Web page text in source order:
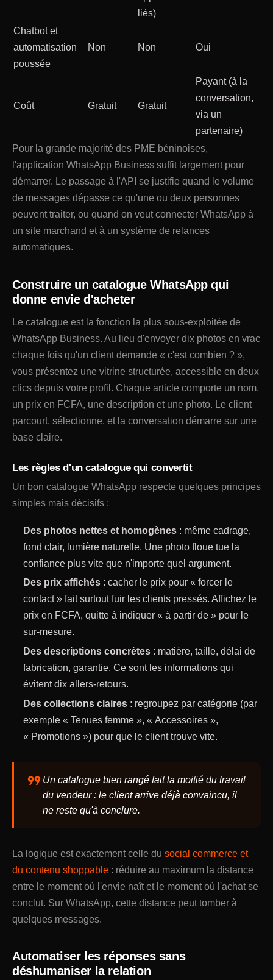
liés)
Chatbot et
automatisation
poussée
Non Non Oui
Coût Gratuit Gratuit
Payant (à la
conversation,
via un
partenaire)
Pour la grande majorité des PME béninoises,
l'application WhatsApp Business suffit largement pour
démarrer. Le passage à l'API se justifie quand le volume
de messages dépasse ce qu'une ou deux personnes
peuvent traiter, ou quand on veut connecter WhatsApp à
un site marchand et à un système de relances
automatiques.
Construire un catalogue WhatsApp qui
donne envie d'acheter
Le catalogue est la fonction la plus sous-exploitée de
WhatsApp Business. Au lieu d'envoyer dix photos en vrac
chaque fois qu'un client demande « c'est combien ? »,
vous présentez une vitrine structurée, accessible en deux
clics depuis votre profil. Chaque article comporte un nom,
un prix en FCFA, une description et une photo. Le client
parcourt, sélectionne, et la conversation démarre sur une
base claire.
Les règles d'un catalogue qui convertit
Un bon catalogue WhatsApp respecte quelques principes
simples mais décisifs :
Des photos nettes et homogènes: même cadrage,
fond clair, lumière naturelle. Une photo floue tue la
confiance plus vite que n'importe quel argument.
Des prix affichés: cacher le prix pour « forcer le
contact » fait surtout fuir les clients pressés. Affichez le
prix en FCFA, quitte à indiquer « à partir de » pour le
sur-mesure.
Des descriptions concrètes: matière, taille, délai de
fabrication, garantie. Ce sont les informations qui
évitent dix allers-retours.
Des collections claires: regroupez par catégorie (par
exemple « Tenues femme », « Accessoires »,
« Promotions ») pour que le client trouve vite.
format_quote Un catalogue bien rangé fait la moitié du travail
du vendeur : le client arrive déjà convaincu, il
ne reste qu'à conclure.
La logique est exactement celle du social commerce et
du contenu shoppable : réduire au maximum la distance
entre le moment où l'envie naît et le moment où l'achat se
conclut. Sur WhatsApp, cette distance peut tomber à
quelques messages.
Automatiser les réponses sans
déshumaniser la relation